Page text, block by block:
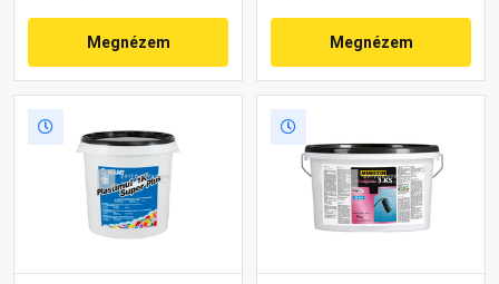
Megnézem Megnézem